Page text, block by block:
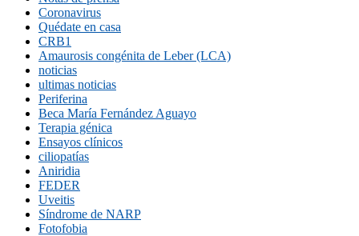
Coronavirus
Quédate en casa
CRB1
Amaurosis congénita de Leber (LCA)
noticias
ultimas noticias
Periferina
Beca María Fernández Aguayo
Terapia génica
Ensayos clínicos
ciliopatías
Aniridia
FEDER
Uveitis
Síndrome de NARP
Fotofobia